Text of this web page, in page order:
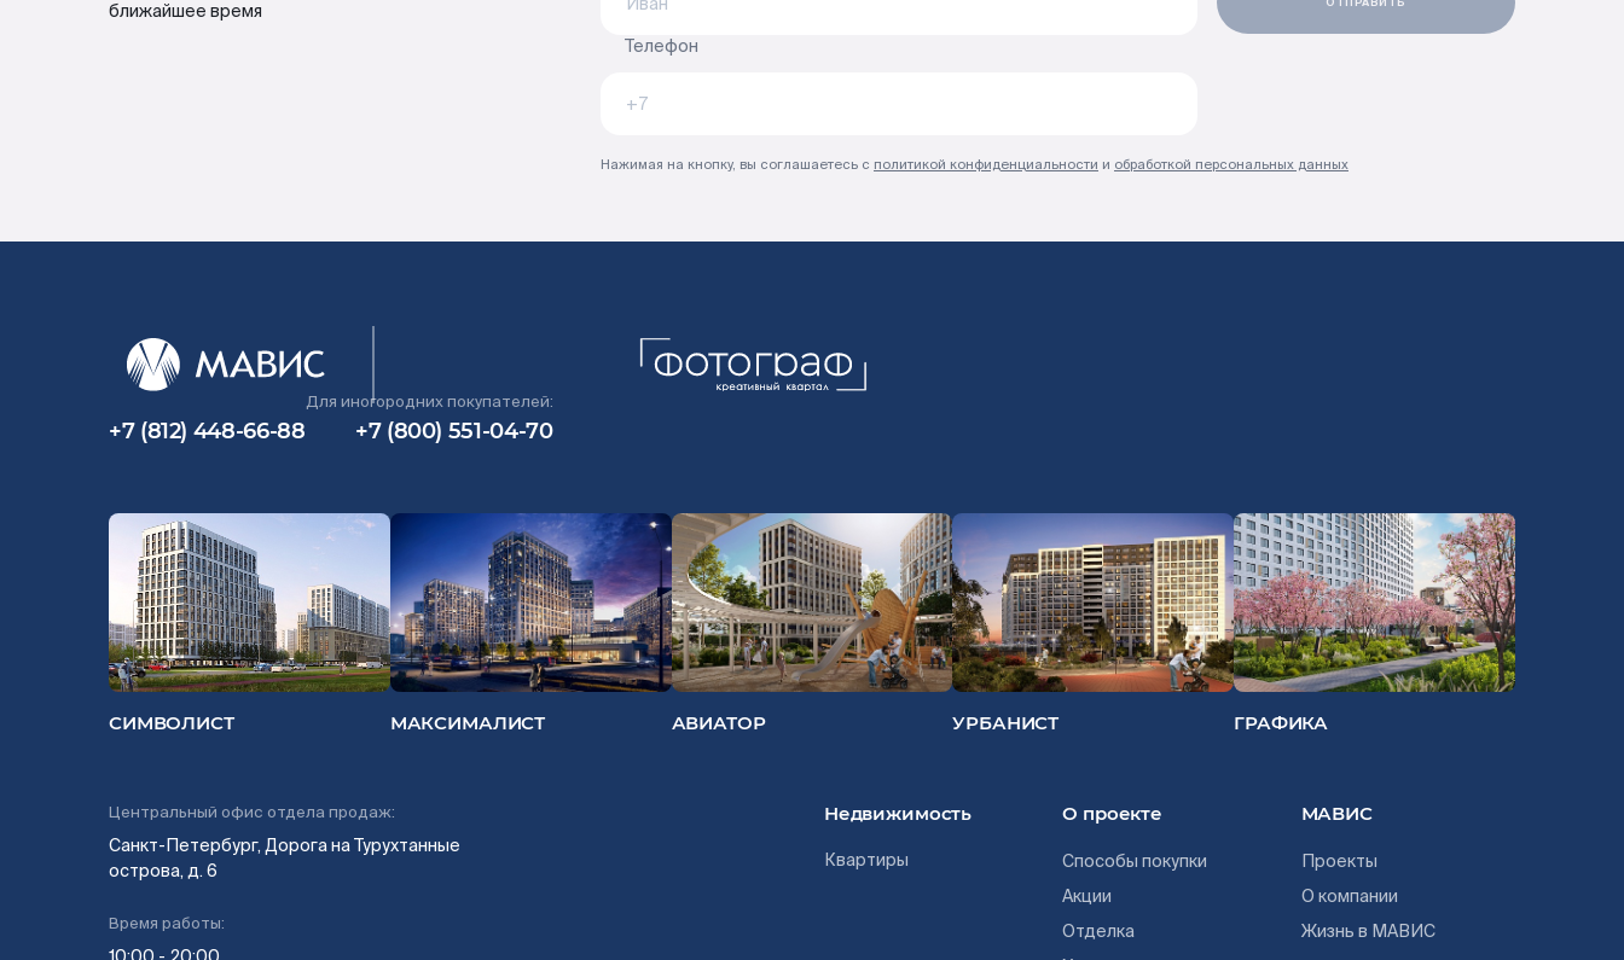
ближайшее время
Телефон
Нажимая на кнопку, вы соглашаетесь с политикой конфиденциальности и обработкой персональных данных
+7 (812) 448-66-88
Для иногородних покупателей:
+7 (800) 551-04-70
СИМВОЛИСТ МАКСИМАЛИСТ АВИАТОР УРБАНИСТ ГРАФИКА
Центральный офис отдела продаж:
Санкт-Петербург, Дорога на Турухтанные
острова, д. 6
Время работы:
Недвижимость
Квартиры
О проекте
Способы покупки
Акции
Отделка
МАВИС
Проекты
О компании
Жизнь в МАВИС